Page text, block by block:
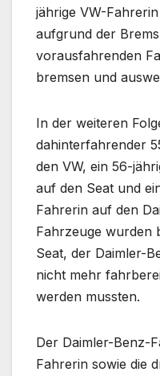
jährige VW-
aufgrund der
vorausfahrenden
bremsen und
In der weiteren
dahinterfahrender
den VW, ein 56-
auf den Seat und
Fahrerin auf den
Fahrzeuge wurden
Seat, der Daimler-
nicht mehr
werden mussten.
Der Daimler-Benz-
Fahrerin sowie die